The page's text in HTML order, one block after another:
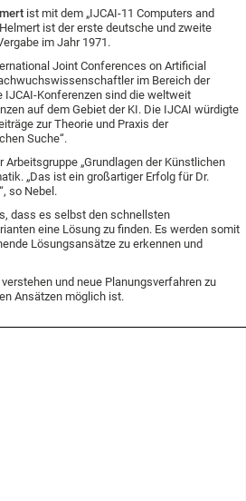
ist mit dem „IJCAI-11 Computers and
ist der erste deutsche und zweite
im Jahr 1971.
Joint Conferences on Artificial
im Bereich der
IJCAI-Konferenzen sind die weltweit
auf dem Gebiet der KI. Die IJCAI würdigte
zur Theorie und Praxis der
Suche“.
„Grundlagen der Künstlichen
„Das ist ein großartiger Erfolg für Dr.
so Nebel.
dass es selbst den schnellsten
eine Lösung zu finden. Es werden somit
Lösungsansätze zu erkennen und
und neue Planungsverfahren zu
Ansätzen möglich ist.